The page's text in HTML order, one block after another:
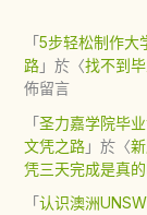
「5步轻松制作大
路」於〈找不到
佈留言
「圣力嘉学院毕
文凭之路」於〈
凭三天完成是真
「认识澳洲